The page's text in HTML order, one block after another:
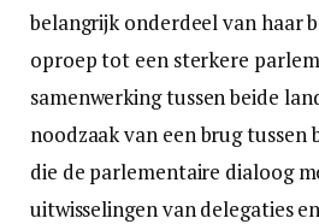
belangrijk onderdeel van haar
oproep tot een sterkere
samenwerking tussen beide
noodzaak van een brug tussen
die de parlementaire dialoog
uitwisselingen van delegaties